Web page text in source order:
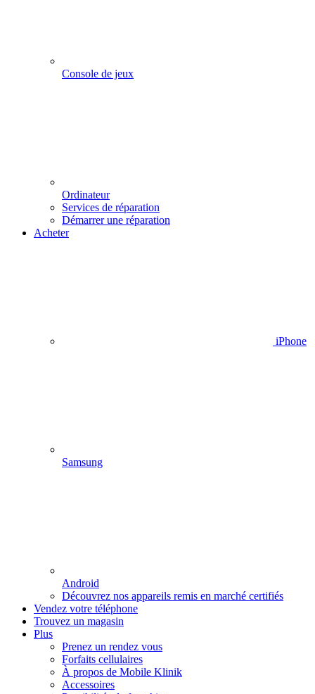
Console de jeux
Ordinateur
Services de réparation
Démarrer une réparation
Acheter
iPhone
Samsung
Android
Découvrez nos appareils remis en marché certifiés
Vendez votre téléphone
Trouvez un magasin
Plus
Prenez un rendez vous
Forfaits cellulaires
À propos de Mobile Klinik
Accessoires